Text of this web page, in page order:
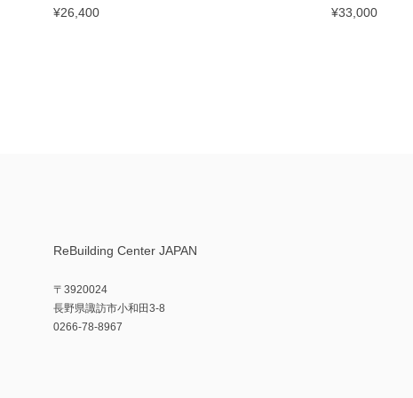
¥26,400 ¥33,000
ReBuilding Center JAPAN
〒3920024
長野県諏訪市小和田3-8
0266-78-8967